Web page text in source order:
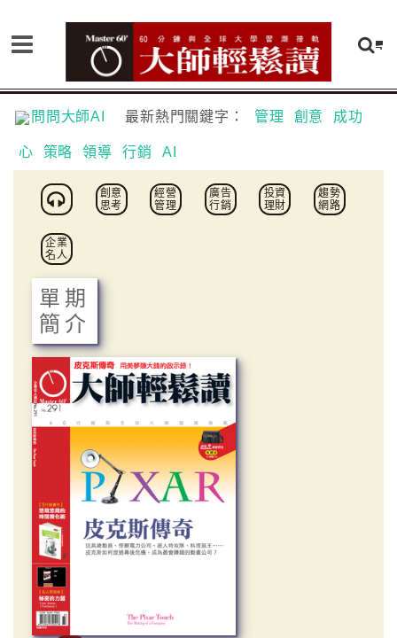
問問大師AI 最新熱門關鍵字： 管理 創意 成功
心 策略 領導 行銷 AI
創意
思考
經營
管理
廣告
行銷
投資
理財
趨勢
網路
企業
名人
單期
簡介